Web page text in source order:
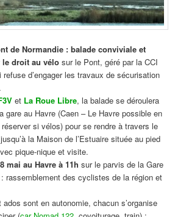
de Normandie : balade conviviale et
le droit au vélo sur le Pont, géré par la CCI
d’engager les travaux de sécurisation
et La Roue Libre, la balade se déroulera
gare au Havre (Caen – Le Havre possible en
si vélos) pour se rendre à travers le
la Maison de l’Estuaire située au pied
pique-nique et visite.
mai au Havre à 11h sur le parvis de la Gare
rassemblement des cyclistes de la région et
sont en autonomie, chacun s’organise